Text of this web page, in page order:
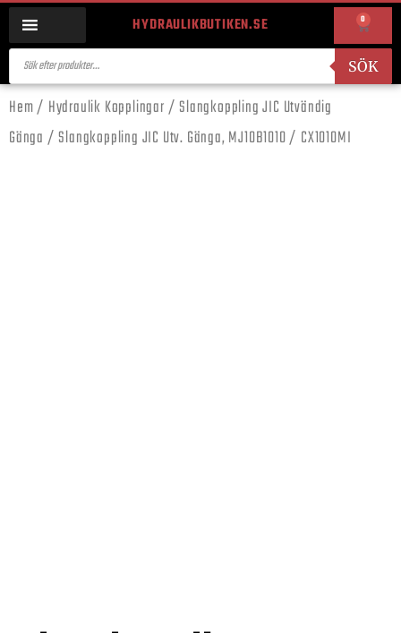
HYDRAULIKBUTIKEN.SE 0
SÖK
Hem/ Hydraulik Kopplingar/Slangkoppling JIC Utvändig
Gänga / Slangkoppling JIC Utv. Gänga, MJ10B1010 / CX1010MI